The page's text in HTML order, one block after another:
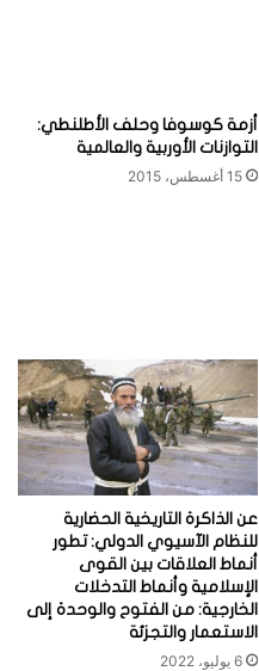
أزمة كوسوفا وحلف الأطلنطي:
التوازنات الأوربية والعالمية
15 أغسطس، 2015
عن الذاكرة التاريخية الحضارية
للنظام الآسيوي الدولي: تطور
أنماط العلاقات بين القوى
الإسلامية وأنماط التدخلات
الخارجية: من الفتوح والوحدة إلى
الاستعمار والتجزئة
6 يوليو، 2022